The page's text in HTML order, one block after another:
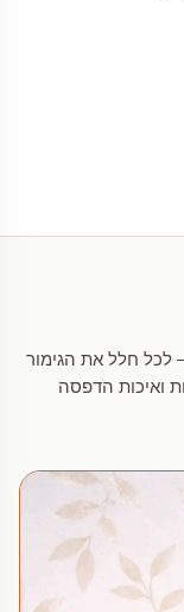
לכל חלל את הגימור
ואיכות הדפסה